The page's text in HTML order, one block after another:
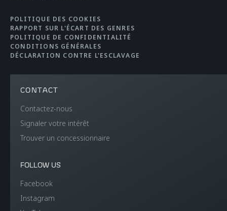
POLITIQUE DES COOKIES
RAPPORT SUR L'ÉCART DES GENRES
POLITIQUE DE CONFIDENTIALITÉ
CONDITIONS GÉNÉRALES
DÉCLARATION CONTRE L'ESCLAVAGE
CONTACT
Contactez-nous
Signaler votre intérêt
Trouver un concessionnaire
FOLLOW US
Facebook
Instagram